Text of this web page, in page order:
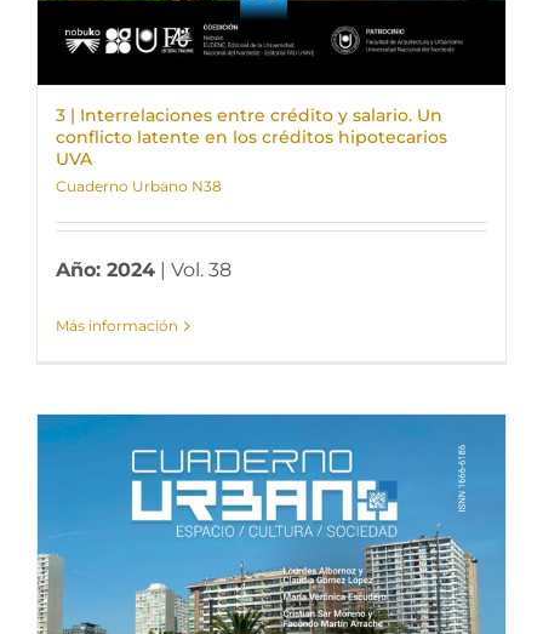
3 | Interrelaciones entre crédito y salario. Un
conflicto latente en los créditos hipotecarios
UVA
Cuaderno Urbano N38
Año: 2024 | Vol. 38
Más información